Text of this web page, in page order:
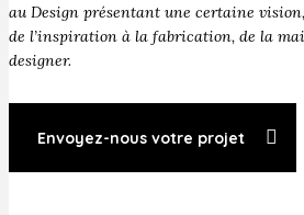
au Design présentant une certaine
de l’inspiration à la fabrication, de la
designer.
Envoyez-nous votre projet